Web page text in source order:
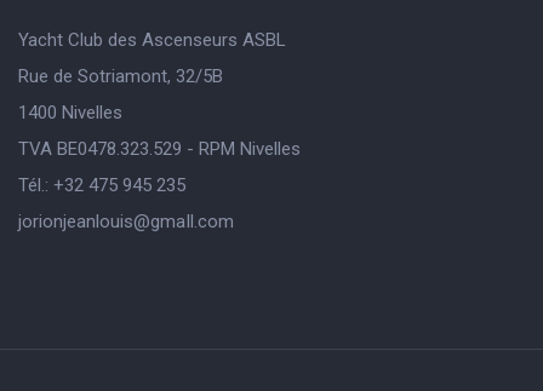
Yacht Club des Ascenseurs ASBL
Rue de Sotriamont, 32/5B
1400 Nivelles
TVA BE0478.323.529 - RPM Nivelles
Tél.: +32 475 945 235
jorionjeanlouis@gmaIl.com